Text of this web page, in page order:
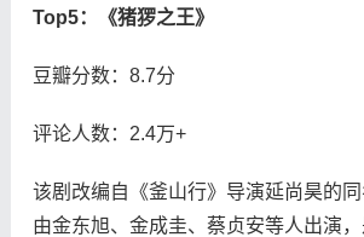
Top5：《猪猡之王》
豆瓣分数：8.7分
评论人数：2.4万+
该剧改编自《釜山行》导演延尚昊的同
由金东旭、金成圭、蔡贞安等人出演